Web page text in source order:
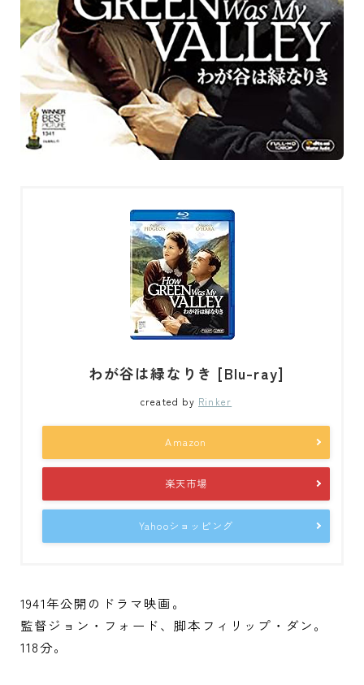
わが谷は緑なりき [Blu-ray]
created by Rinker
Amazon
楽天市場
Yahooショッピング
1941年公開のドラマ映画。
監督ジョン・フォード、脚本フィリップ・ダン。
118分。